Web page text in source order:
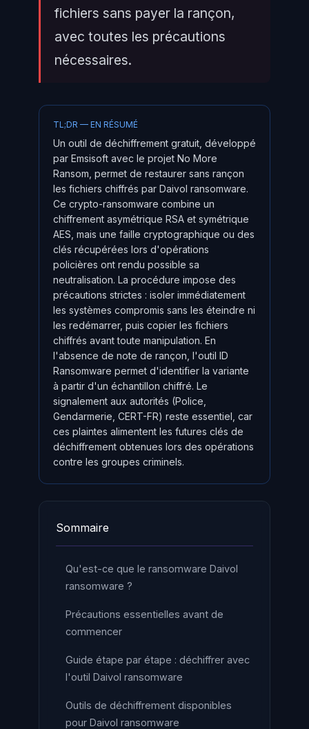
fichiers sans payer la rançon,
avec toutes les précautions
nécessaires.
TL;DR — EN RÉSUMÉ
Un outil de déchiffrement gratuit, développé
par Emsisoft avec le projet No More
Ransom, permet de restaurer sans rançon
les fichiers chiffrés par Daivol ransomware.
Ce crypto-ransomware combine un
chiffrement asymétrique RSA et symétrique
AES, mais une faille cryptographique ou des
clés récupérées lors d'opérations
policières ont rendu possible sa
neutralisation. La procédure impose des
précautions strictes : isoler immédiatement
les systèmes compromis sans les éteindre ni
les redémarrer, puis copier les fichiers
chiffrés avant toute manipulation. En
l'absence de note de rançon, l'outil ID
Ransomware permet d'identifier la variante
à partir d'un échantillon chiffré. Le
signalement aux autorités (Police,
Gendarmerie, CERT-FR) reste essentiel, car
ces plaintes alimentent les futures clés de
déchiffrement obtenues lors des opérations
contre les groupes criminels.
Sommaire
Qu'est-ce que le ransomware Daivol
ransomware ?
Précautions essentielles avant de
commencer
Guide étape par étape : déchiffrer avec
l'outil Daivol ransomware
Outils de déchiffrement disponibles
pour Daivol ransomware